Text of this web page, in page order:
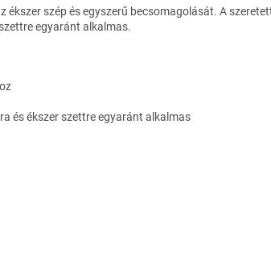
ékszer szép és egyszerű becsomagolását. A
egyaránt alkalmas.
és ékszer szettre egyaránt alkalmas